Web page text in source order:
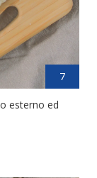
7
esterno ed